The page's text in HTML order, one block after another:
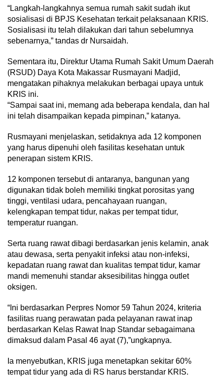
“Langkah-langkahnya semua rumah sakit sudah ikut
sosialisasi di BPJS Kesehatan terkait pelaksanaan KRIS.
Sosialisasi itu telah dilakukan dari tahun sebelumnya
sebenarnya,” tandas dr Nursaidah.
Sementara itu, Direktur Utama Rumah Sakit Umum Daerah
(RSUD) Daya Kota Makassar Rusmayani Madjid,
mengatakan pihaknya melakukan berbagai upaya untuk
KRIS ini.
“Sampai saat ini, memang ada beberapa kendala, dan hal
ini telah disampaikan kepada pimpinan,” katanya.
Rusmayani menjelaskan, setidaknya ada 12 komponen
yang harus dipenuhi oleh fasilitas kesehatan untuk
penerapan sistem KRIS.
12 komponen tersebut di antaranya, bangunan yang
digunakan tidak boleh memiliki tingkat porositas yang
tinggi, ventilasi udara, pencahayaan ruangan,
kelengkapan tempat tidur, nakas per tempat tidur,
temperatur ruangan.
Serta ruang rawat dibagi berdasarkan jenis kelamin, anak
atau dewasa, serta penyakit infeksi atau non-infeksi,
kepadatan ruang rawat dan kualitas tempat tidur, kamar
mandi memenuhi standar aksesibilitas hingga outlet
oksigen.
“Ini berdasarkan Perpres Nomor 59 Tahun 2024, kriteria
fasilitas ruang perawatan pada pelayanan rawat inap
berdasarkan Kelas Rawat Inap Standar sebagaimana
dimaksud dalam Pasal 46 ayat (7),”ungkapnya.
Ia menyebutkan, KRIS juga menetapkan sekitar 60%
tempat tidur yang ada di RS harus berstandar KRIS.